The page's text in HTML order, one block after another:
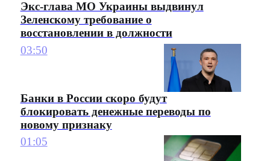
Экс-глава МО Украины выдвинул
Зеленскому требование о
восстановлении в должности
03:50
Банки в России скоро будут
блокировать денежные переводы по
новому признаку
01:05